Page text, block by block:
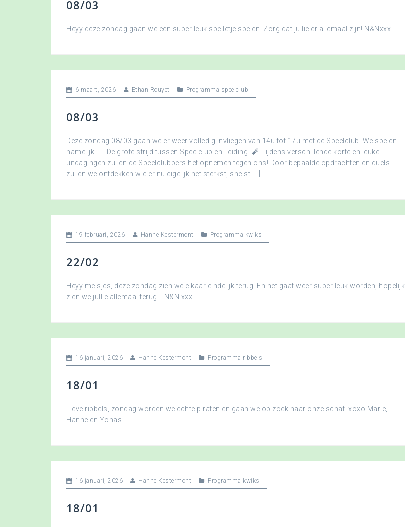
08/03
Heyy deze zondag gaan we een super leuk spelletje spelen. Zorg dat jullie er allemaal zijn! N&Nxxx
6 maart, 2026 Ethan Rouyet Programma speelclub
08/03
Deze zondag 08/03 gaan we er weer volledig invliegen van 14u tot 17u met de Speelclub! We spelen
namelijk….. -De grote strijd tussen Speelclub en Leiding- 🧨 Tijdens verschillende korte en leuke
uitdagingen zullen de Speelclubbers het opnemen tegen ons! Door bepaalde opdrachten en duels
zullen we ontdekken wie er nu eigelijk het sterkst, snelst […]
19 februari, 2026 Hanne Kestermont Programma kwiks
22/02
Heyy meisjes, deze zondag zien we elkaar eindelijk terug. En het gaat weer super leuk worden, hopelijk
zien we jullie allemaal terug! N&N xxx
16 januari, 2026 Hanne Kestermont Programma ribbels
18/01
Lieve ribbels, zondag worden we echte piraten en gaan we op zoek naar onze schat. xoxo Marie,
Hanne en Yonas
16 januari, 2026 Hanne Kestermont Programma kwiks
18/01